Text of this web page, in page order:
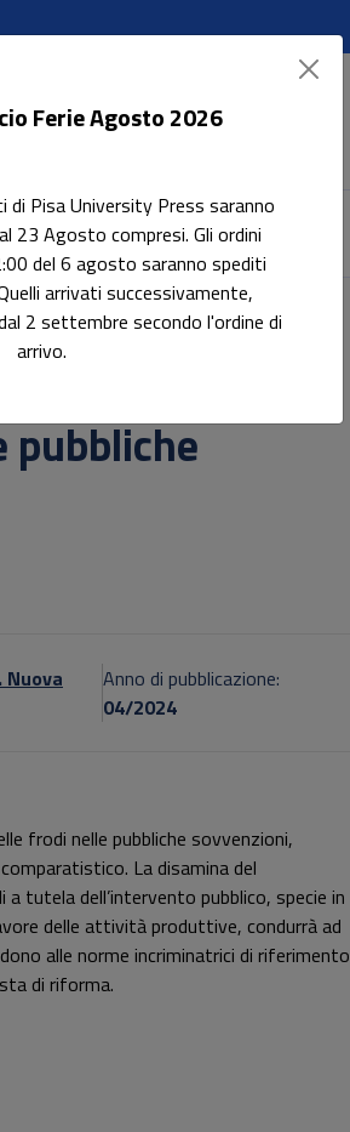
Pubblica con noi
pubbliche
Anno di pubblicazione:
04/2024
frodi nelle pubbliche sovvenzioni,
La disamina del
a tutela dell’intervento pubblico, specie in
delle attività produttive, condurrà ad
alle norme incriminatrici di riferimento
di riforma.
Ferie Agosto 2026
di Pisa University Press saranno
23 Agosto compresi. Gli ordini
del 6 agosto saranno spediti
arrivati successivamente,
2 settembre secondo l'ordine di
arrivo.